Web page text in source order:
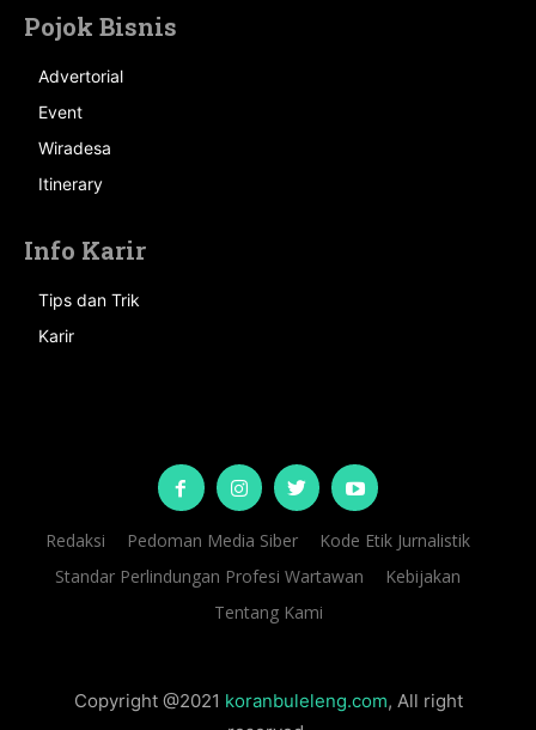
Pojok Bisnis
Advertorial
Event
Wiradesa
Itinerary
Info Karir
Tips dan Trik
Karir
Redaksi Pedoman Media Siber
Kode Etik Jurnalistik
Standar Perlindungan Profesi Wartawan
Kebijakan
Tentang Kami
Copyright @2021 koranbuleleng.com, All right